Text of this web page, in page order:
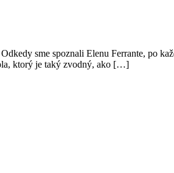
sme spoznali Elenu Ferrante, po
ktorý je taký zvodný, ako […]